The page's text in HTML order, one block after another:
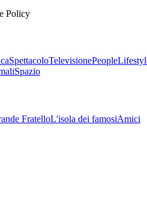
Policy
SpettacoloTelevisionePeople
Spazio
FratelloL'isola dei famosiAmici